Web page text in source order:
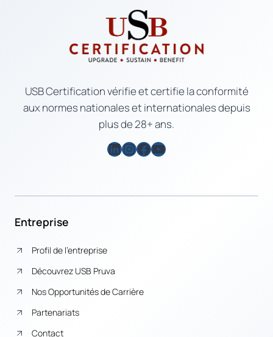
USB Certification vérifie et certifie la conformité
aux normes nationales et internationales depuis
plus de 28+ ans.
LinkedIn
Instagram
Facebook
YouTube
Entreprise
Profil de l’entreprise
Découvrez USB Pruva
Nos Opportunités de Carrière
Partenariats
Contact